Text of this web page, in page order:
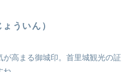
ういん）
高まる御城印。首里城観光の証